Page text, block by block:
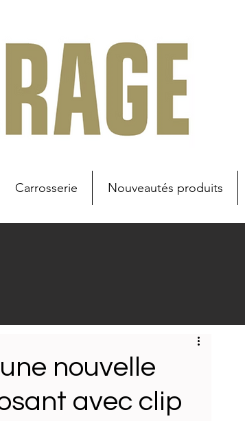
Carrosserie Nouveautés produits
Reportages
nouvelle
avec clip